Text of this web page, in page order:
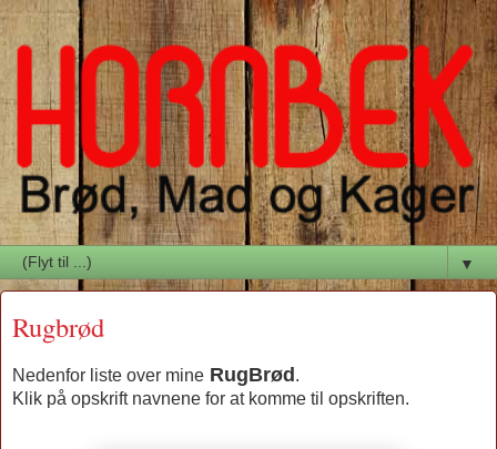
▼
Rugbrød
Nedenfor liste over mine RugBrød.
Klik på opskrift navnene for at komme til opskriften.